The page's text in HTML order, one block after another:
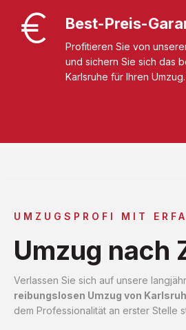
Best-Preis-
Profitieren Sie von
und sichern Sie sich das
Karlsruhe für Ihren Umzug.
UMZUGSPROFI MIT
Umzug nach
Verlassen Sie sich auf unsere
reibungslosen Umzug von
dem Professionalität an erster Stelle